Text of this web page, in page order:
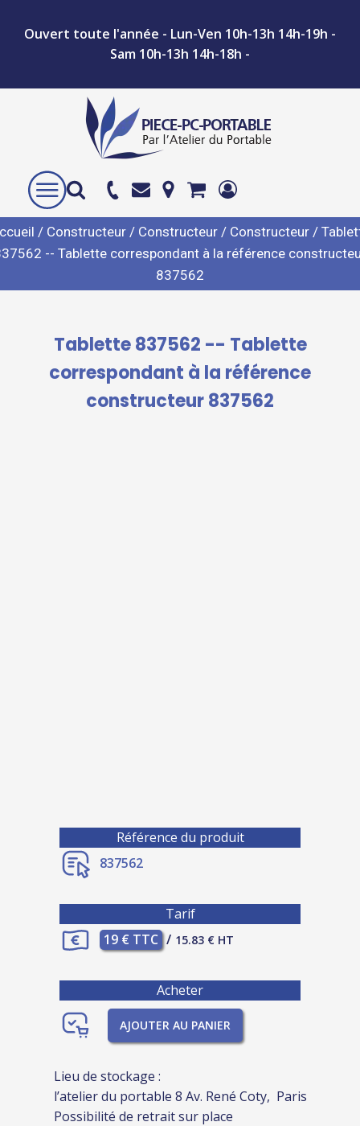
Ouvert toute l'année - Lun-Ven 10h-13h 14h-19h -
Sam 10h-13h 14h-18h -
/ Constructeur/ Constructeur/ Constructeur/
-- Tablette correspondant à la référence
837562
Tablette 837562 -- Tablette
correspondant à la référence
constructeur 837562
Référence du produit
837562
Tarif
19 € TTC / 15.83 € HT
Acheter
AJOUTER AU PANIER
Lieu de stockage :
l’atelier du portable 8 Av. René Coty, Paris
Possibilité de retrait sur place